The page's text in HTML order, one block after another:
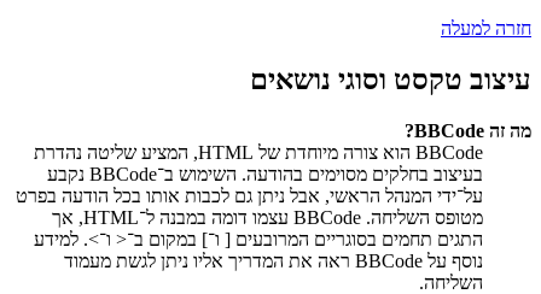
חזרה למעלה
עיצוב טקסט וסוגי נושאים
מה זה BBCode?
BBCode הוא צורה מיוחדת של HTML, המציע שליטה נהדרת
בעיצוב בחלקים מסוימים בהודעה. השימוש ב־BBCode נקבע
על־ידי המנהל הראשי, אבל ניתן גם לכבות אותו בכל הודעה בפרט
מטופס השליחה. BBCode עצמו דומה במבנה ל־HTML, אך
התגים תחמים בסוגריים המרובעים [ ו־] במקום ב־< ו־>. למידע
נוסף על BBCode ראה את המדריך אליו ניתן לגשת מעמוד
השליחה.